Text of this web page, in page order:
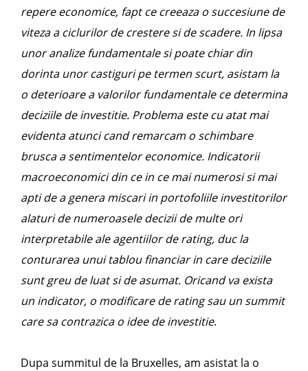
repere economice, fapt ce creeaza o succesiune de
viteza a ciclurilor de crestere si de scadere. In lipsa
unor analize fundamentale si poate chiar din
dorinta unor castiguri pe termen scurt, asistam la
o deterioare a valorilor fundamentale ce determina
deciziile de investitie. Problema este cu atat mai
evidenta atunci cand remarcam o schimbare
brusca a sentimentelor economice. Indicatorii
macroeconomici din ce in ce mai numerosi si mai
apti de a genera miscari in portofoliile investitorilor
alaturi de numeroasele decizii de multe ori
interpretabile ale agentiilor de rating, duc la
conturarea unui tablou financiar in care deciziile
sunt greu de luat si de asumat. Oricand va exista
un indicator, o modificare de rating sau un summit
care sa contrazica o idee de investitie.
Dupa summitul de la Bruxelles, am asistat la o